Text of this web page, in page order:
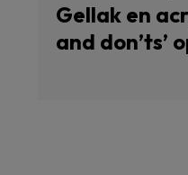
Gellak en
and don’ts’